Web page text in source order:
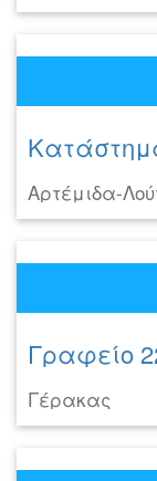
Αρτέμιδα-
Γραφείο
Γέρακας